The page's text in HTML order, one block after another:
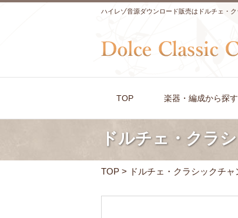
ハイレゾ音源ダウンロード販売はドルチェ・
TOP 楽器・編成から探す
ドルチェ・クラ
TOP > ドルチェ・クラシックチ